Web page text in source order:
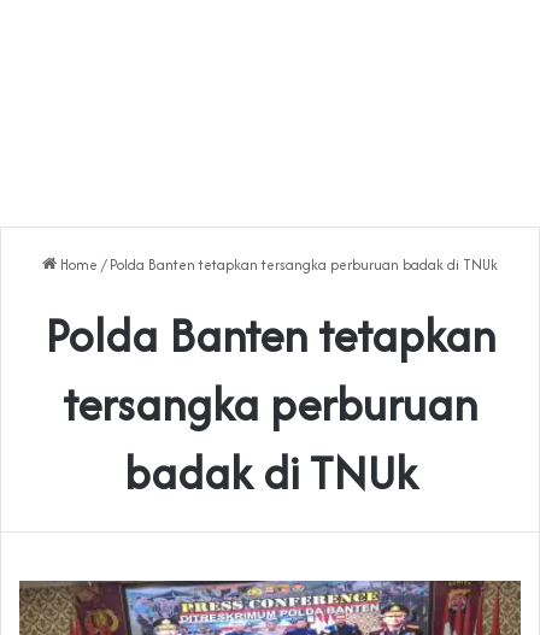
Home / Polda Banten tetapkan tersangka perburuan badak di TNUk
Polda Banten tetapkan
tersangka perburuan
badak di TNUk